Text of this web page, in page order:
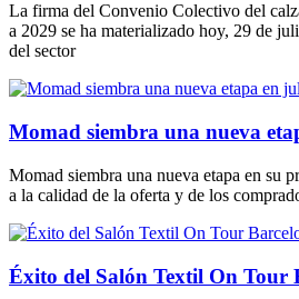
La firma del Convenio Colectivo del
a 2029 se ha materializado hoy, 29 de
del sector
Momad siembra una nueva
Momad siembra una nueva etapa en su
a la calidad de la oferta y de los
Éxito del Salón Textil On Tour